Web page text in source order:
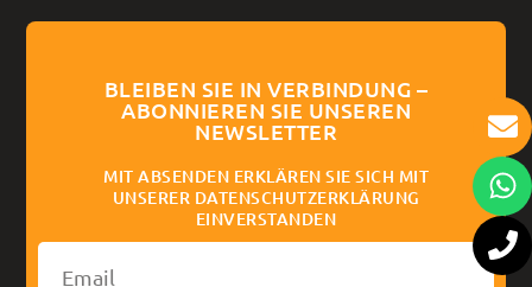
BLEIBEN SIE IN VERBINDUNG –
ABONNIEREN SIE UNSEREN
NEWSLETTER
MIT ABSENDEN ERKLÄREN SIE SICH MIT
UNSERER DATENSCHUTZERKLÄRUNG
EINVERSTANDEN